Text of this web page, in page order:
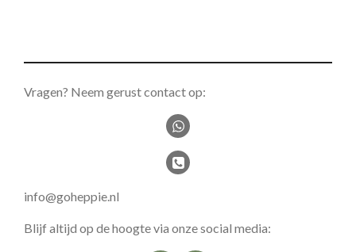
Vragen? Neem gerust contact op:
info@goheppie.nl
Blijf altijd op de hoogte via onze social media: